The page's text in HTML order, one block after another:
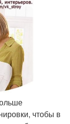
чтобы в